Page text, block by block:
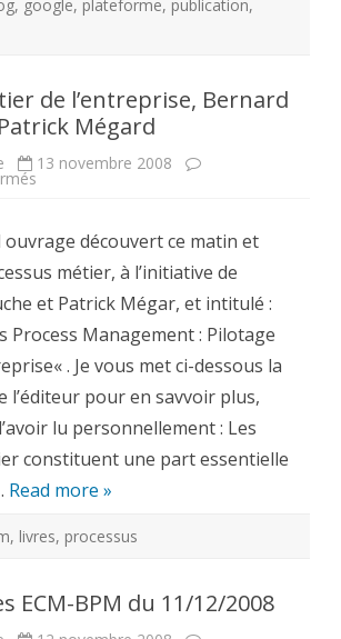
, google, plateforme, publication,
de l’entreprise, Bernard
Mégard
13 novembre 2008
l’entreprise,
Bernard
Debauche
,
Patrick
Mégard
découvert ce matin et
métier, à l’initiative de
et Patrick Mégar, et intitulé :
Process Management : Pilotage
. Je vous met ci-dessous la
l’éditeur pour en savvoir plus,
lu personnellement : Les
constituent une part essentielle
Read more »
, livres, processus
ECM-BPM du 11/12/2008